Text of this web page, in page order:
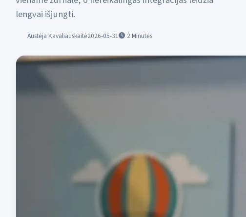
lengvai išjungti.
Austėja Kavaliauskaitė2026-05-31 2Minutės